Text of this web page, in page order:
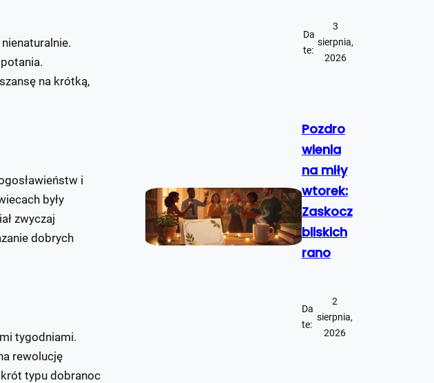
na krótką,
i
były
zwyczaj
dobrych
tygodniami.
rewolucję
typu dobranoc
Da
te:
3
sierpnia,
2026
Pozdro
wienia
na miły
wtorek:
Zaskocz
bliskich
rano
Da
te:
2
sierpnia,
2026